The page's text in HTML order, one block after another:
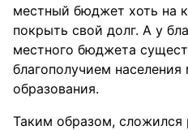
местный бюджет хоть на
покрыть свой долг. А у
местного бюджета
благополучием населения
образования.
Таким образом,